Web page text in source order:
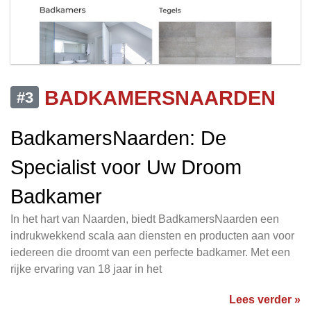
#3
BADKAMERSNAARDEN
BadkamersNaarden: De
Specialist voor Uw Droom
Badkamer
In het hart van Naarden, biedt BadkamersNaarden een
indrukwekkend scala aan diensten en producten aan voor
iedereen die droomt van een perfecte badkamer. Met een
rijke ervaring van 18 jaar in het
Lees verder »